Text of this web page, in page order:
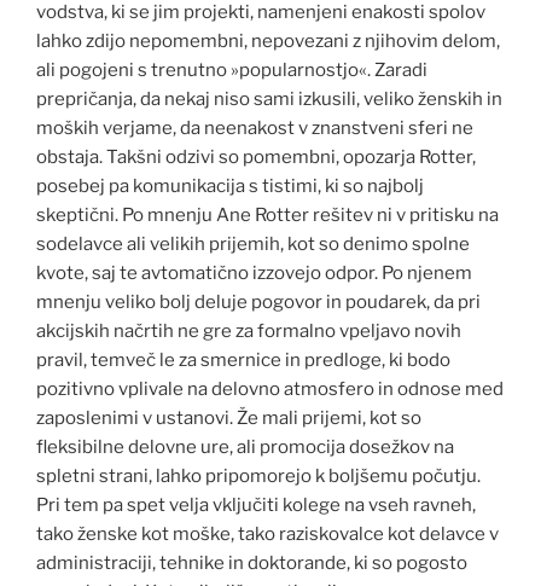
vodstva, ki se jim projekti, namenjeni enakosti spolov
lahko zdijo nepomembni, nepovezani z njihovim delom,
ali pogojeni s trenutno »popularnostjo«. Zaradi
prepričanja, da nekaj niso sami izkusili, veliko ženskih in
moških verjame, da neenakost v znanstveni sferi ne
obstaja. Takšni odzivi so pomembni, opozarja Rotter,
posebej pa komunikacija s tistimi, ki so najbolj
skeptični. Po mnenju Ane Rotter rešitev ni v pritisku na
sodelavce ali velikih prijemih, kot so denimo spolne
kvote, saj te avtomatično izzovejo odpor. Po njenem
mnenju veliko bolj deluje pogovor in poudarek, da pri
akcijskih načrtih ne gre za formalno vpeljavo novih
pravil, temveč le za smernice in predloge, ki bodo
pozitivno vplivale na delovno atmosfero in odnose med
zaposlenimi v ustanovi. Že mali prijemi, kot so
fleksibilne delovne ure, ali promocija dosežkov na
spletni strani, lahko pripomorejo k boljšemu počutju.
Pri tem pa spet velja vključiti kolege na vseh ravneh,
tako ženske kot moške, tako raziskovalce kot delavce v
administraciji, tehnike in doktorande, ki so pogosto